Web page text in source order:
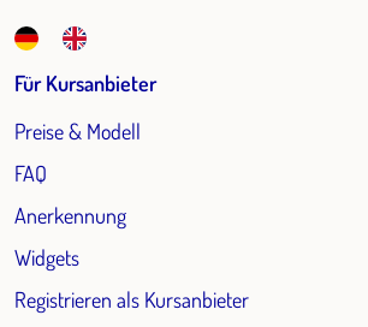
Für Kursanbieter
Preise & Modell
FAQ
Anerkennung
Widgets
Registrieren als Kursanbieter